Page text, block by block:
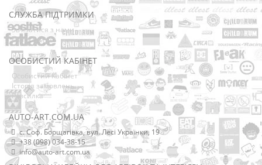
СЛУЖБА ПІДТРИМКИ
Зв’язатися з нами
Мапа сайту
ОСОБИСТИЙ КАБІНЕТ
Особистий Кабінет
Історія замовлень
Розсилка
AUTO-ART.COM.UA
с. Соф. Борщагівка, вул. Лесі Українки, 19
+38 (098) 034-38-15
info@auto-art.com.ua